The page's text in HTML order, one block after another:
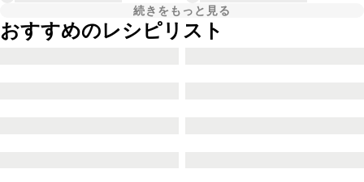
続きをもっと見る
おすすめのレシピリスト